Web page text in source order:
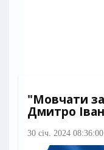
"Мовчати
Дмитро
30 січ. 2024 08:36:00